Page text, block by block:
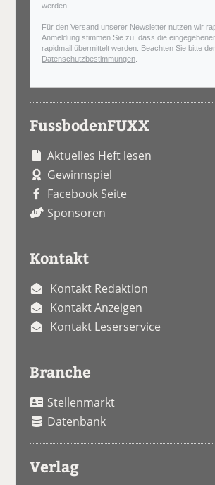
werden.
Für den Versand unserer Newsletter nutzen wir
Anmeldung stimmen Sie zu, dass die
rapidmail übermittelt werden. Beachten Sie bitte
Datenschutzbestimmungen
FussbodenFUXX
Aktuelles Heft lesen
Gewinnspiel
Facebook Seite
Sponsoren
Kontakt
Kontakt Redaktion
Kontakt Anzeigen
Kontakt Leserservice
Branche
Stellenmarkt
Datenbank
Verlag